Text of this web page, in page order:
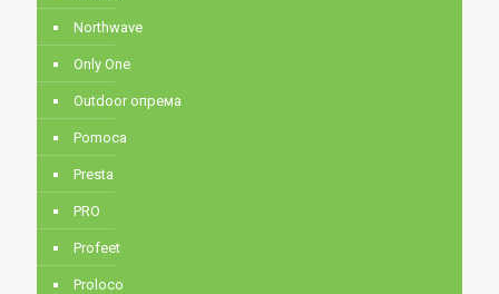
Northwave
Only One
Outdoor опрема
Pomoca
Presta
PRO
Profeet
Proloco